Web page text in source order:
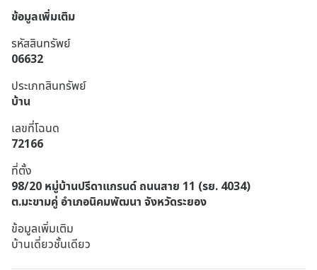
ข้อมูลเพิ่มเติม
รหัสสินทรัพย์
06632
ประเภทสินทรัพย์
บ้าน
เลขที่โฉนด
72166
ที่ตั้ง
98/20 หมู่บ้านปรีดาแกรนด์ ถนนสาย 11 (รย. 4034)
ต.มะขามคู่ อำเภอนิคมพัฒนา จังหวัดระยอง
ข้อมูลเพิ่มเติม
บ้านเดี่ยวชั้นเดียว